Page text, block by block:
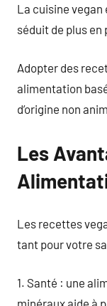
La cuisine vegan
séduit de plus en
Adopter des
alimentation
d’origine non
Les
Les recettes
tant pour votre
1. Santé : une
minéraux aide à